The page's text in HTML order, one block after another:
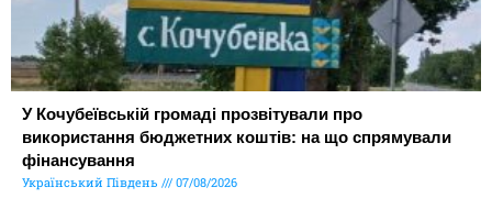
У Кочубеївській громаді прозвітували про
використання бюджетних коштів: на що спрямували
фінансування
Український Південь 07/08/2026